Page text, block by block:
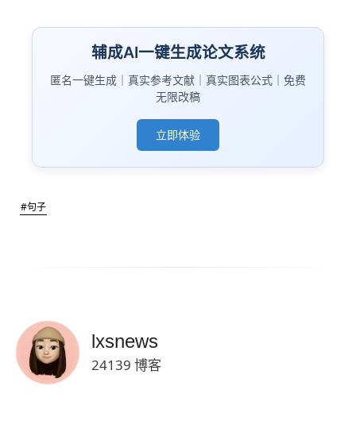
辅成AI一键生成论文系统
匿名一键生成｜真实参考文献｜真实图表公式｜免费
无限改稿
立即体验
#句子
lxsnews
24139 博客